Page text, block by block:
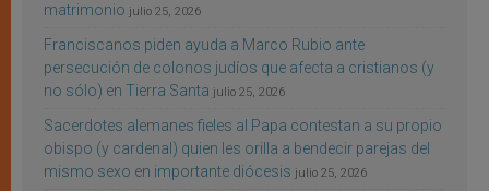
matrimonio julio 25, 2026
Franciscanos piden ayuda a Marco Rubio ante
persecución de colonos judíos que afecta a cristianos (y
no sólo) en Tierra Santa julio 25, 2026
Sacerdotes alemanes fieles al Papa contestan a su propio
obispo (y cardenal) quien les orilla a bendecir parejas del
mismo sexo en importante diócesis julio 25, 2026